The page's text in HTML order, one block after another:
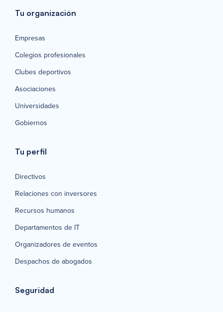
Tu organización
Empresas
Colegios profesionales
Clubes deportivos
Asociaciones
Universidades
Gobiernos
Tu perfil
Directivos
Relaciones con inversores
Recursos humanos
Departamentos de IT
Organizadores de eventos
Despachos de abogados
Seguridad